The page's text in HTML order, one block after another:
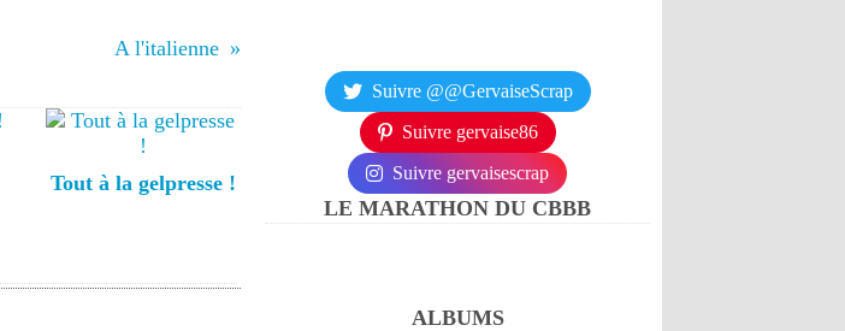
A l'italienne
Tout à la gelpresse !
Suivre @@GervaiseScrap
Suivre gervaise86
Suivre gervaisescrap
LE MARATHON DU CBBB
ALBUMS